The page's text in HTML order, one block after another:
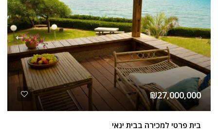
₪27,000,000
בית פרטי למכירה בבית ינאי